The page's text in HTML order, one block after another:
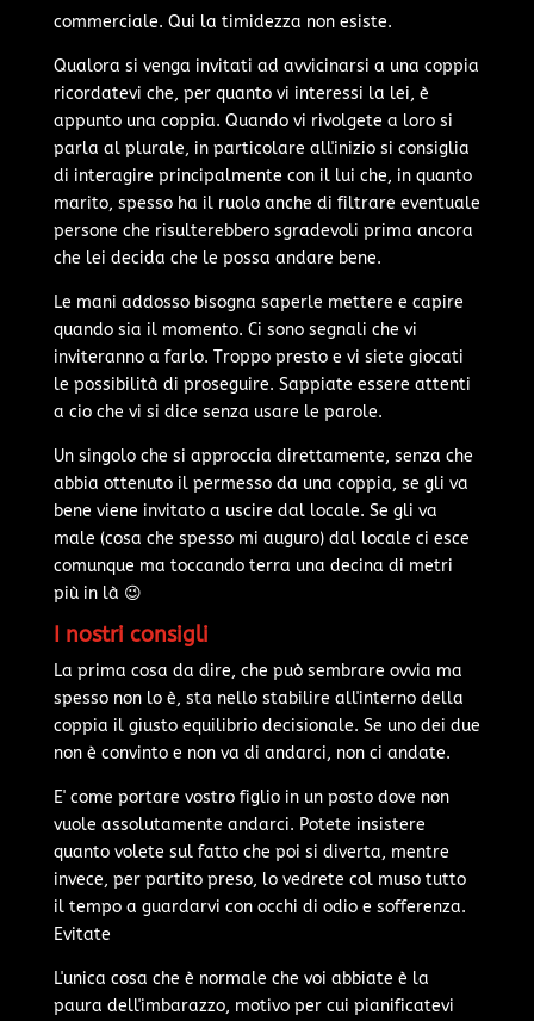
commerciale. Qui la timidezza non esiste.
Qualora si venga invitati ad avvicinarsi a una coppia
ricordatevi che, per quanto vi interessi la lei, è
appunto una coppia. Quando vi rivolgete a loro si
parla al plurale, in particolare all'inizio si consiglia
di interagire principalmente con il lui che, in quanto
marito, spesso ha il ruolo anche di filtrare eventuale
persone che risulterebbero sgradevoli prima ancora
che lei decida che le possa andare bene.
Le mani addosso bisogna saperle mettere e capire
quando sia il momento. Ci sono segnali che vi
inviteranno a farlo. Troppo presto e vi siete giocati
le possibilità di proseguire. Sappiate essere attenti
a cio che vi si dice senza usare le parole.
Un singolo che si approccia direttamente, senza che
abbia ottenuto il permesso da una coppia, se gli va
bene viene invitato a uscire dal locale. Se gli va
male (cosa che spesso mi auguro) dal locale ci esce
comunque ma toccando terra una decina di metri
più in là 😉
I nostri consigli
La prima cosa da dire, che può sembrare ovvia ma
spesso non lo è, sta nello stabilire all'interno della
coppia il giusto equilibrio decisionale. Se uno dei due
non è convinto e non va di andarci, non ci andate.
E' come portare vostro figlio in un posto dove non
vuole assolutamente andarci. Potete insistere
quanto volete sul fatto che poi si diverta, mentre
invece, per partito preso, lo vedrete col muso tutto
il tempo a guardarvi con occhi di odio e sofferenza.
Evitate
L'unica cosa che è normale che voi abbiate è la
paura dell'imbarazzo, motivo per cui pianificatevi